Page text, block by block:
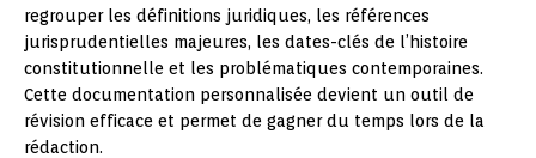
regrouper les définitions juridiques, les références
jurisprudentielles majeures, les dates-clés de l’histoire
constitutionnelle et les problématiques contemporaines.
Cette documentation personnalisée devient un outil de
révision efficace et permet de gagner du temps lors de la
rédaction.